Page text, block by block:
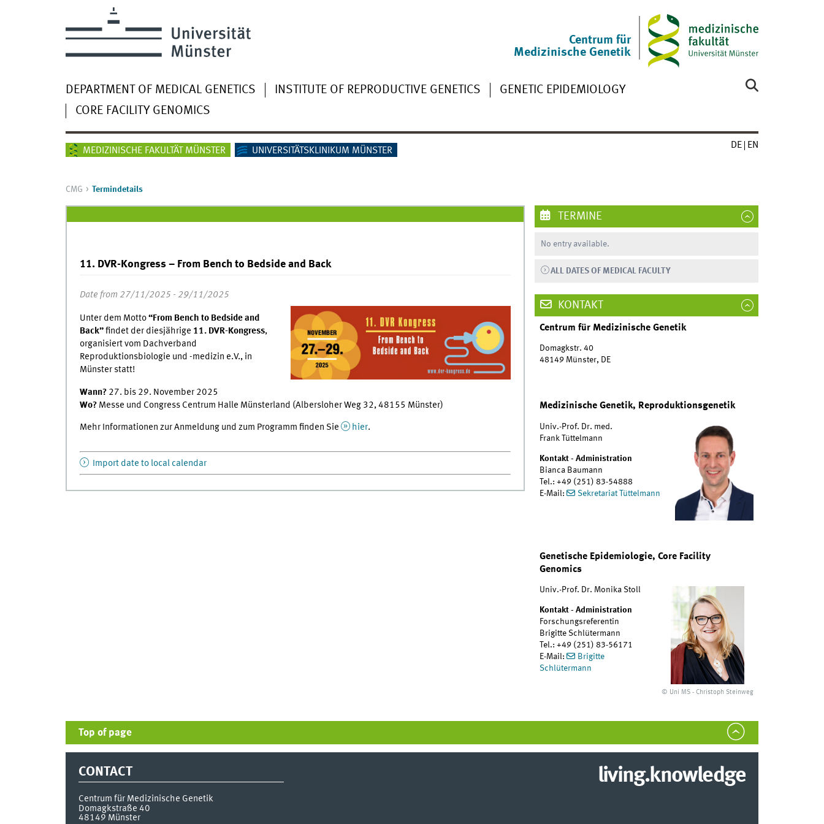
Centrum für
Medizinische Genetik
DEPARTMENT OF MEDICAL GENETICS INSTITUTE OF REPRODUCTIVE GENETICS
GENETIC EPIDEMIOLOGY
CORE FACILITY GENOMICS
MEDIZINISCHE FAKULTÄT MÜNSTER UNIVERSITÄTSKLINIKUM MÜNSTER
DE EN
CMG Termindetails
11. DVR-Kongress – From Bench to Bedside and Back
Date from 27/11/2025 - 29/11/2025
Unter dem Motto“From Bench to Bedside and
Back”findet der diesjährige 11. DVR-Kongress,
organisiert vom Dachverband
Reproduktionsbiologie und -medizin e.V., in
Münster statt!
Wann?27. bis 29. November 2025
Wo?Messe und Congress Centrum Halle Münsterland (Albersloher Weg 32, 48155 Münster)
Mehr Informationen zur Anmeldung und zum Programm finden Sie hier.
Import date to local calendar
TERMINE
No entry available.
ALL DATES OF MEDICAL FACULTY
KONTAKT
Centrum für Medizinische Genetik
Domagkstr. 40
48149 Münster, DE
Medizinische Genetik, Reproduktionsgenetik
Univ.-Prof. Dr. med.
Frank Tüttelmann
Kontakt - Administration
Bianca Baumann
Tel.: +49 (251) 83-54888
E-Mail:
Sekretariat Tüttelmann
Genetische Epidemiologie, Core Facility
Genomics
© Uni MS - Christoph Steinweg
Univ.-Prof. Dr. Monika Stoll
Kontakt - Administration
Forschungsreferentin
Brigitte Schlütermann
Tel.: +49 (251) 83-56171
E-Mail:
Brigitte
Schlütermann
Top of page
CONTACT
Centrum für Medizinische Genetik
Domagkstraße 40
48149 Münster
living.knowledge